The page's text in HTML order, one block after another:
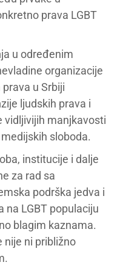
prava LGBT
u određenim
organizacije
u Srbiji
ljudskih prava i
vidljivijih manjkavosti
sloboda.
institucije i dalje
za rad sa
podrška jedva i
na LGBT populaciju
blagim kaznama.
nije ni približno